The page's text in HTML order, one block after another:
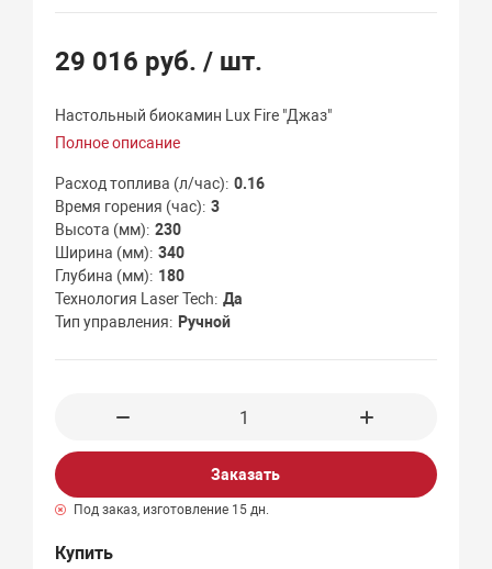
29 016 руб./ шт.
Настольный биокамин Lux Fire "Джаз"
Полное описание
Расход топлива (л/час) 0.16
Время горения (час) 3
Высота (мм) 230
Ширина (мм) 340
Глубина (мм)
180
Технология Laser Tech Да
Тип управления
Ручной
Заказать
Под заказ, изготовление 15 дн.